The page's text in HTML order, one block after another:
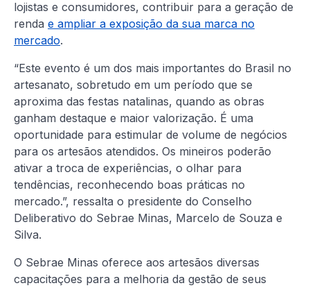
lojistas e consumidores, contribuir para a geração de
renda e ampliar a exposição da sua marca no
mercado.
“Este evento é um dos mais importantes do Brasil no
artesanato, sobretudo em um período que se
aproxima das festas natalinas, quando as obras
ganham destaque e maior valorização. É uma
oportunidade para estimular de volume de negócios
para os artesãos atendidos. Os mineiros poderão
ativar a troca de experiências, o olhar para
tendências, reconhecendo boas práticas no
mercado.”, ressalta o presidente do Conselho
Deliberativo do Sebrae Minas, Marcelo de Souza e
Silva.
O Sebrae Minas oferece aos artesãos diversas
capacitações para a melhoria da gestão de seus